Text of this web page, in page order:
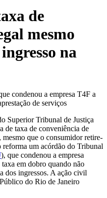
de
mesmo
na
condenou a empresa T4F a
de serviços
Superior Tribunal de Justiça
de taxa de conveniência de
mesmo que o consumidor retire-
um acórdão do Tribunal
), que condenou a empresa
em dobro quando não
dos ingressos. A ação civil
do Rio de Janeiro